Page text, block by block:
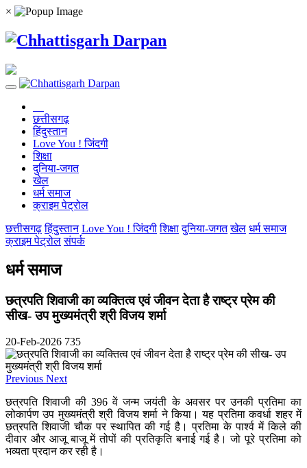
×
छत्तीसगढ़
हिंदुस्तान
Love You ! जिंदगी
शिक्षा
दुनिया-जगत
खेल
धर्म समाज
क्राइम पेट्रोल
छत्तीसगढ़ हिंदुस्तान Love You ! जिंदगी शिक्षा दुनिया-जगत खेल धर्म समाज
क्राइम पेट्रोल संपर्क
धर्म समाज
छत्रपति शिवाजी का व्यक्तित्व एवं जीवन देता है राष्ट्र प्रेम की
सीख- उप मुख्यमंत्री श्री विजय शर्मा
20-Feb-2026 735
Previous Next
छत्रपति शिवाजी की 396 वें जन्म जयंती के अवसर पर उनकी प्रतिमा का
लोकार्पण उप मुख्यमंत्री श्री विजय शर्मा ने किया। यह प्रतिमा कवर्धा शहर में
छत्रपति शिवाजी चौक पर स्थापित की गई है। प्रतिमा के पार्श्व में किले की
दीवार और आजू बाजू में तोपों की प्रतिकृति बनाई गई है। जो पूरे प्रतिमा को
भव्यता प्रदान कर रही है।